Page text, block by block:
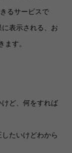
るサービスで
表示される、お
ます。
ど、何をすれば
たいけどわから